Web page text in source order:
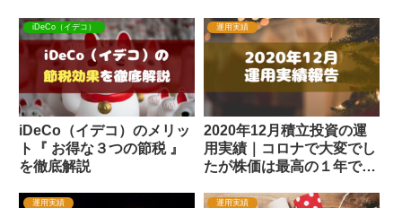
iDeCo（イデコ）
iDeCo（イデコ）のメリッ
ト『 お得な３つの節税 』
を徹底解説
運用実績
2020年12月積立投資の運
用実績｜コロナで大変でし
たが株価は最高の１年でし
運用実績 運用実績